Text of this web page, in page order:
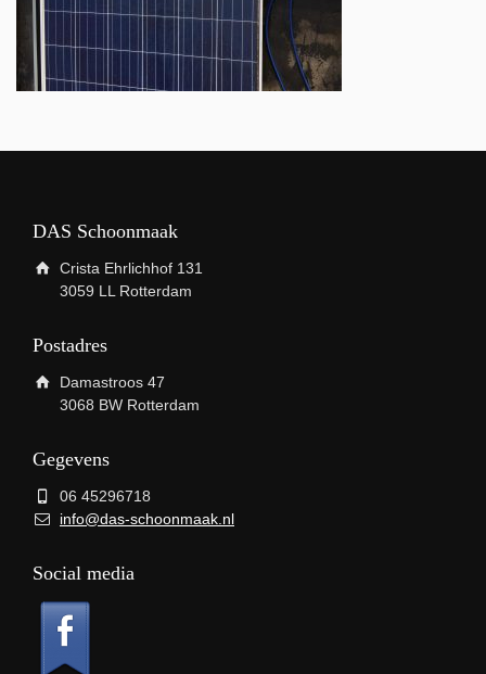
DAS Schoonmaak
Crista Ehrlichhof 131
3059 LL Rotterdam
Postadres
Damastroos 47
3068 BW Rotterdam
Gegevens
06 45296718
info@das-schoonmaak.nl
Social media